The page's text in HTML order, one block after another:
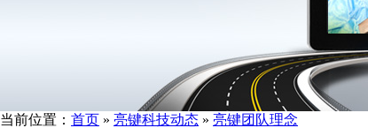
当前位置： 首页 » 亮键科技动态 » 亮键团队理念